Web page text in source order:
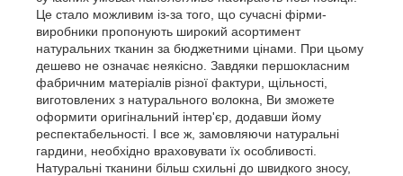
Це стало можливим із-за того, що сучасні фірми-
виробники пропонують широкий асортимент
натуральних тканин за бюджетними цінами. При цьому
дешево не означає неякісно. Завдяки першокласним
фабричним матеріалів різної фактури, щільності,
виготовлених з натурального волокна, Ви зможете
оформити оригінальний інтер'єр, додавши йому
респектабельності. І все ж, замовляючи натуральні
гардини, необхідно враховувати їх особливості.
Натуральні тканини більш схильні до швидкого зносу,